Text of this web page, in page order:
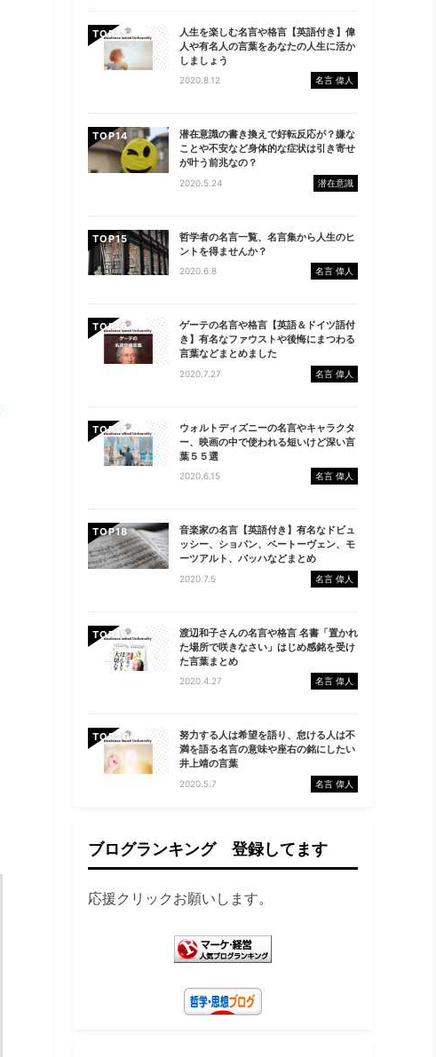
TOP
人生を楽しむ名言や格言【英語付き】偉
人や有名人の言葉をあなたの人生に活か
しましょう
2020.8.12 名言 偉人
TOP
潜在意識の書き換えで好転反応が？嫌な
ことや不安など身体的な症状は引き寄せ
が叶う前兆なの？
2020.5.24 潜在意識
TOP
哲学者の名言一覧、名言集から人生のヒ
ントを得ませんか？
2020.6.8 名言 偉人
TOP
ゲーテの名言や格言【英語＆ドイツ語付
き】有名なファウストや後悔にまつわる
言葉などまとめました
2020.7.27 名言 偉人
TOP
ウォルトディズニーの名言やキャラクタ
ー、映画の中で使われる短いけど深い言
葉５５選
2020.6.15 名言 偉人
TOP
音楽家の名言【英語付き】有名なドビュ
ッシー、ショパン、ベートーヴェン、モ
ーツアルト、バッハなどまとめ
2020.7.5 名言 偉人
TOP
渡辺和子さんの名言や格言 名書「置かれ
た場所で咲きなさい」はじめ感銘を受け
た言葉まとめ
2020.4.27 名言 偉人
TOP
努力する人は希望を語り、怠ける人は不
満を語る名言の意味や座右の銘にしたい
井上靖の言葉
2020.5.7 名言 偉人
ブログランキング 登録してます
応援クリックお願いします。